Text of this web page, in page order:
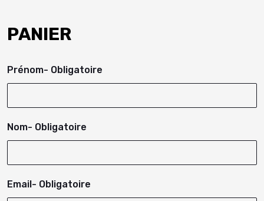
PANIER
Prénom- Obligatoire
Nom- Obligatoire
Email- Obligatoire